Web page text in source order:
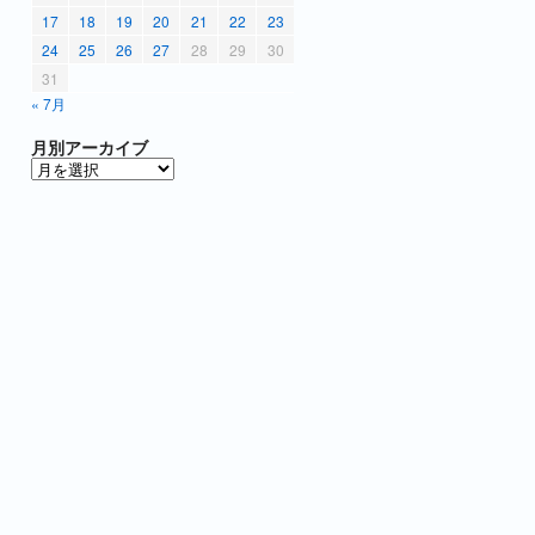
« 7月
17
18 19 20 21 22
23
24
25 26 27 28 29
30
31
月別アーカイブ